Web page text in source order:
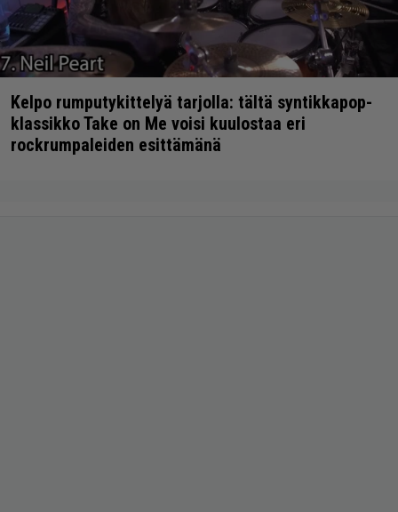
Kelpo rumputykittelyä tarjolla: tältä syntikkapop-
klassikko Take on Me voisi kuulostaa eri
rockrumpaleiden esittämänä